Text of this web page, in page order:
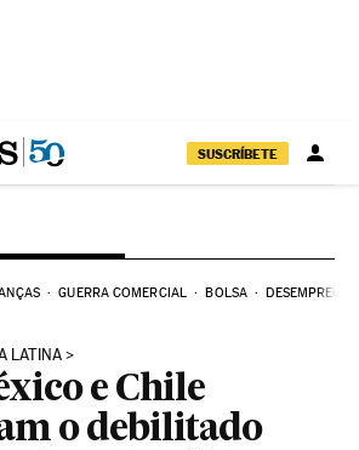
SUSCRÍBETE
GUERRA COMERCIAL BOLSA DESEMPREGO
LATINA
e Chile
o debilitado